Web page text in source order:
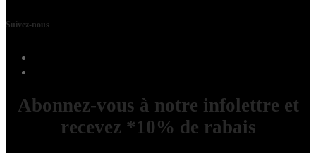
Suivez-nous
Abonnez-vous à notre infolettre et
recevez *10% de rabais